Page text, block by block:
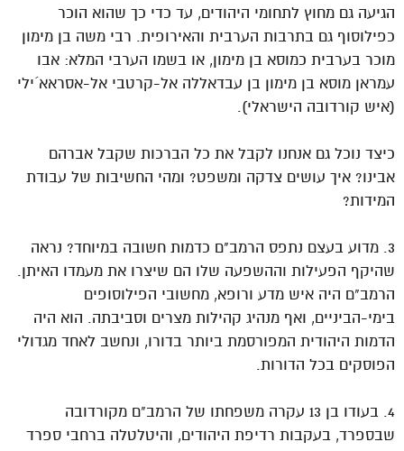
הגיעה גם מחוץ לתחומי היהודים, עד כדי כך שהוא הוכר
כפילוסוף גם בתרבות הערבית והאירופית. רבי משה בן מימון
מוכר בערבית כמוסא בן מימון, או בשמו הערבי המלא: אבו
עמראן‏ מוסא בן מימון בן עבדאללה אל-קרטבי אל-אסראא´ילי
(איש קורדובה הישראלי).
כיצד נוכל גם אנחנו לקבל את כל הברכות שקבל אברהם
אבינו? איך עושים צדקה ומשפט? ומהי החשיבות של עבודת
המידות?
3. מדוע בעצם נתפס הרמב"ם כדמות חשובה במיוחד? נראה
שהיקף הפעילות וההשפעה שלו הם שיצרו את מעמדו האיתן.
הרמב"ם היה איש מדע ורופא, מחשובי הפילוסופים
בימי-הביניים, ואף מנהיג קהילות מצרים וסביבתה. הוא היה
הדמות היהודית המפורסמת ביותר בדורו, ונחשב לאחד מגדולי
הפוסקים בכל הדורות.
4. בעודו בן 13 עקרה משפחתו של הרמב"ם מקורדובה
שבספרד, בעקבות רדיפת היהודים, והיטלטלה ברחבי ספרד